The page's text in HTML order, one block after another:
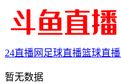
24直播网 足球直播篮球直播
暂无数据